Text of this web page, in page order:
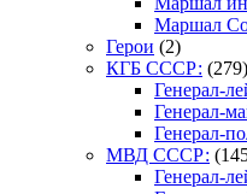
Маршал
Герои (2)
КГБ СССР: (279)
Генерал-
Генерал-
Генерал-
МВД СССР:
Генерал-